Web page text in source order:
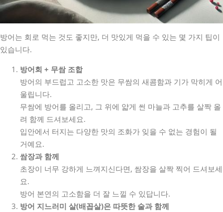
방어는 회로 먹는 것도 좋지만, 더 맛있게 먹을 수 있는 몇 가지 팁이
있습니다.
방어회 + 무쌈 조합
방어의 부드럽고 고소한 맛은 무쌈의 새콤함과 기가 막히게 어
울립니다.
무쌈에 방어를 올리고, 그 위에 얇게 썬 마늘과 고추를 살짝 올
려 함께 드셔보세요.
입안에서 터지는 다양한 맛의 조화가 잊을 수 없는 경험이 될
거예요.
쌈장과 함께
초장이 너무 강하게 느껴지신다면, 쌈장을 살짝 찍어 드셔보세
요.
방어 본연의 고소함을 더 잘 느낄 수 있답니다.
방어 지느러미 살(배꼽살)은 따뜻한 술과 함께